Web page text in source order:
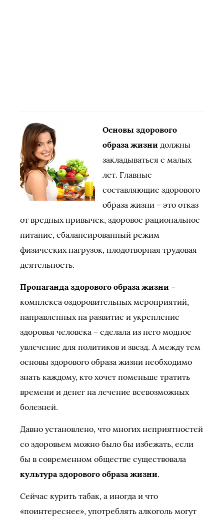
Основы здорового
образа жизни должны
закладываться с малых
лет. Главные
составляющие здорового
образа жизни – это отказ
от вредных привычек, здоровое рациональное
питание, сбалансированный режим
физических нагрузок, плодотворная трудовая
деятельность.
Пропаганда здорового образа жизни –
комплекса оздоровительных мероприятий,
направленных на развитие и укрепление
здоровья человека – сделала из него модное
увлечение для политиков и звезд. А между тем
основы здорового образа жизни необходимо
знать каждому, кто хочет поменьше тратить
времени и денег на лечение всевозможных
болезней.
Давно установлено, что многих неприятностей
со здоровьем можно было бы избежать, если
бы в современном обществе существовала
культура здорового образа жизни.
Сейчас курить табак, а иногда и что
«поинтереснее», употреблять алкоголь могут